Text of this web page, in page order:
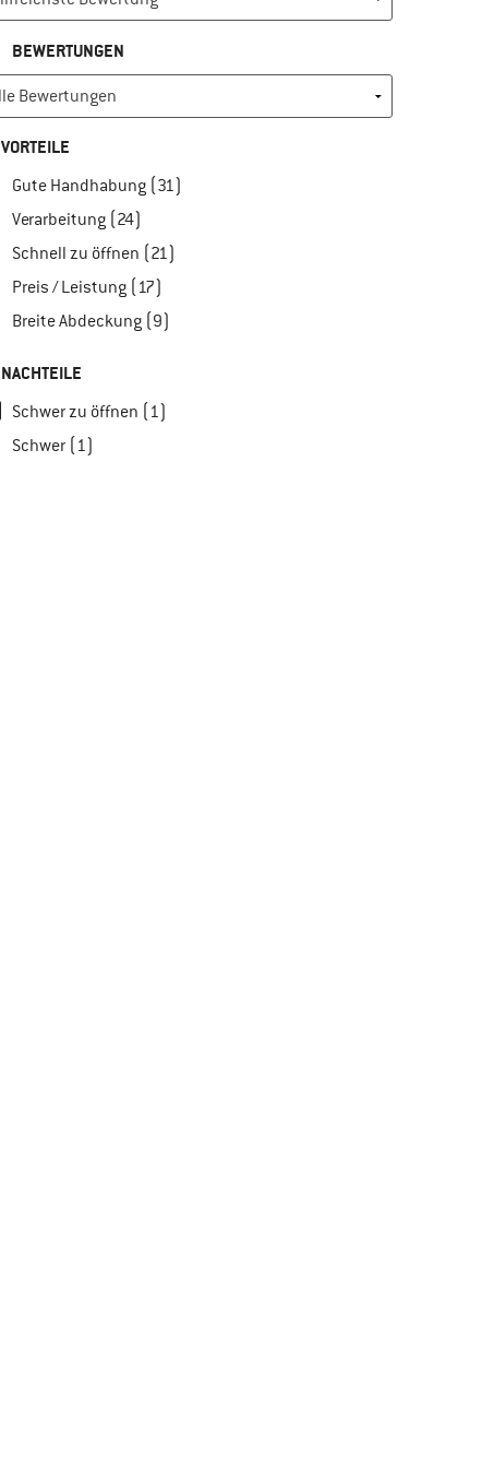
BEWERTUNGEN
VORTEILE
Gute Handhabung (31)
Verarbeitung (24)
Schnell zu öffnen (21)
Preis / Leistung (17)
Breite Abdeckung (9)
NACHTEILE
Schwer zu öffnen (1)
Schwer (1)